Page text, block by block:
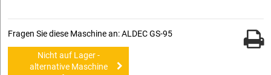
Fragen Sie diese Maschine an: ALDEC GS-95
Nicht auf Lager -
alternative Maschine